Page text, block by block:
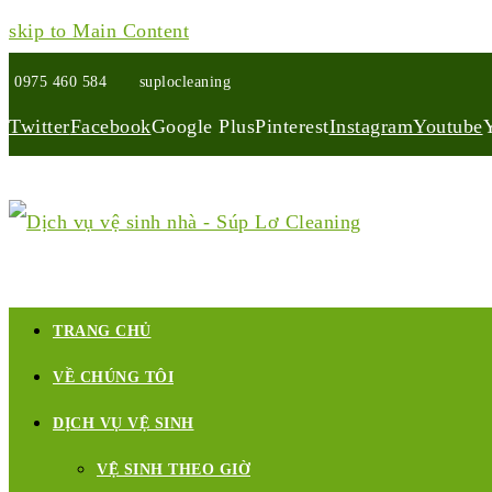
skip to Main Content
0975 460 584 suplocleaning
TwitterFacebookGoogle PlusPinterestInstagramYoutube
TRANG CHỦ
VỀ CHÚNG TÔI
DỊCH VỤ VỆ SINH
VỆ SINH THEO GIỜ